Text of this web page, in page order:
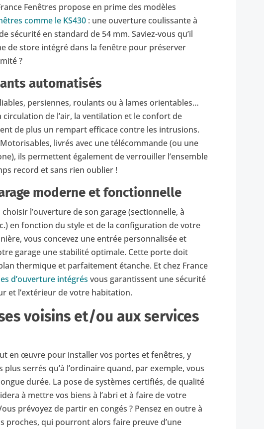
Fenêtres propose en prime des modèles
comme le KS430 : une ouverture coulissante à
sécurité en standard de 54 mm. Saviez-vous qu’il
de store intégré dans la fenêtre pour préserver
?
automatisés
persiennes, roulants ou à lames orientables…
circulation de l’air, la ventilation et le confort de
de plus un rempart efficace contre les intrusions.
livrés avec une télécommande (ou une
ils permettent également de verrouiller l’ensemble
record et sans rien oublier !
moderne et fonctionnelle
l’ouverture de son garage (sectionnelle, à
en fonction du style et de la configuration de votre
vous concevez une entrée personnalisée et
garage une stabilité optimale. Cette porte doit
thermique et parfaitement étanche. Et chez France
d’ouverture intégrés vous garantissent une sécurité
et l’extérieur de votre habitation.
voisins et/ou aux services
en œuvre pour installer vos portes et fenêtres, y
plus serrés qu’à l’ordinaire quand, par exemple, vous
durée. La pose de systèmes certifiés, de qualité
à mettre vos biens à l’abri et à faire de votre
prévoyez de partir en congés ? Pensez en outre à
proches, qui pourront alors faire preuve d’une